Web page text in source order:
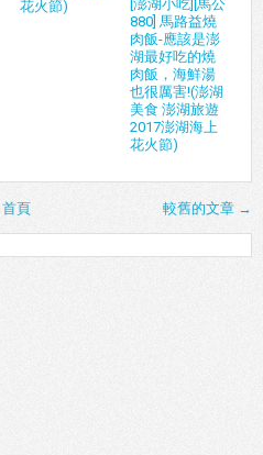
花火節)
[澎湖小吃][馬公
880] 馬路益燒
肉飯-應該是澎
湖最好吃的燒
肉飯，海鮮湯
也很厲害!(澎湖
美食 澎湖旅遊
2017澎湖海上
花火節)
較舊的文章 →
首頁